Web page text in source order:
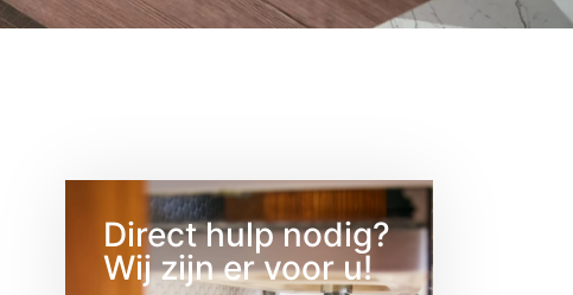
Direct hulp nodig?
Wij zijn er voor u!